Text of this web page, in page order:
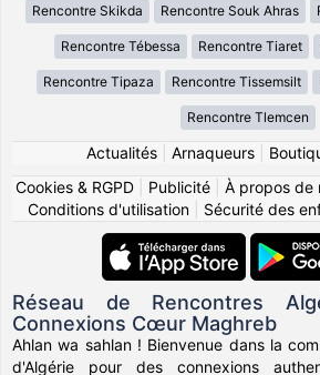
Rencontre Skikda Rencontre Souk Ahras
Rencontre Tébessa Rencontre Tiaret
Rencontre Tipaza Rencontre Tissemsilt
Rencontre Tlemcen
Actualités| Arnaqueurs|
Cookies & RGPD
Publicité À propos de
Conditions d'utilisation| Sécurité des
Réseau de Rencontres
Connexions Cœur Maghreb
Ahlan wa sahlan ! Bienvenue dans la
d'Algérie pour des connexions